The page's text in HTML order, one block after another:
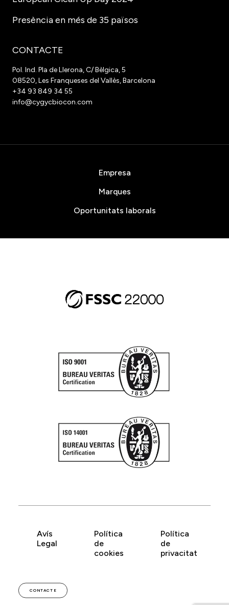
Presència en més de 35 països
CONTACTE
Pol. Ind. Pla de Llerona, C/ Bèlgica, 5
08520, Les Franqueses del Vallès, Barcelona
+34 93 849 34 55
info@cygycbiocon.com
Empresa
Marques
Oportunitats laborals
Avís
Legal
Política
de
cookies
Política
de
privacitat
CONTACTE